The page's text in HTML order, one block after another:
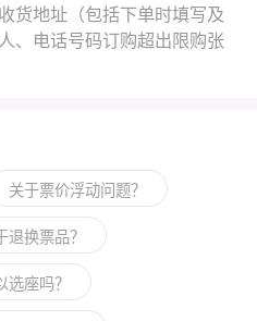
货地址（包括下单时填写及
、电话号码订购超出限购张
关于票价浮动问题？
退换票品？
选座吗？